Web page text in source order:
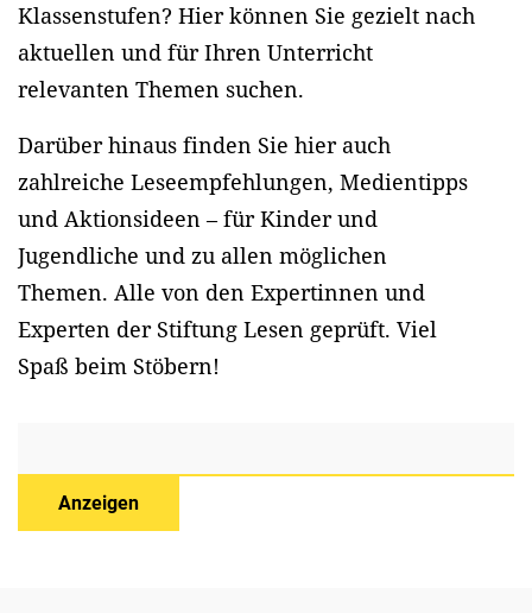
Klassenstufen? Hier können Sie gezielt nach
aktuellen und für Ihren Unterricht
relevanten Themen suchen.
Darüber hinaus finden Sie hier auch
zahlreiche Leseempfehlungen, Medientipps
und Aktionsideen – für Kinder und
Jugendliche und zu allen möglichen
Themen. Alle von den Expertinnen und
Experten der Stiftung Lesen geprüft. Viel
Spaß beim Stöbern!
Anzeigen